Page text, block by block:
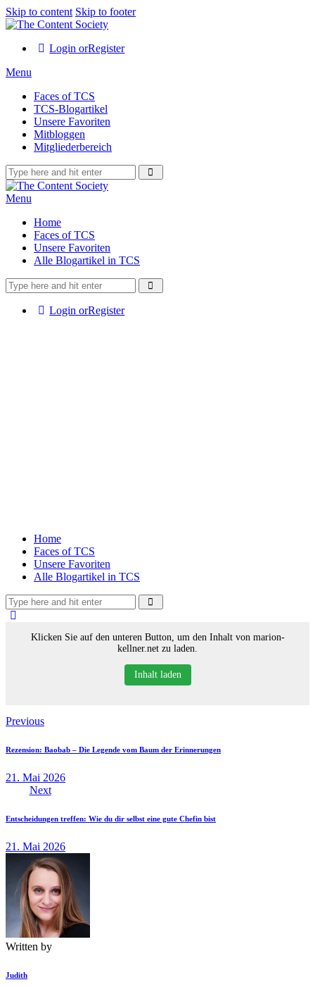
Skip to content Skip to footer
Login orRegister
Menu
Faces of TCS
TCS-Blogartikel
Unsere Favoriten
Mitbloggen
Mitgliederbereich
Menu
Home
Faces of TCS
Unsere Favoriten
Alle Blogartikel in TCS
Login orRegister
Home
Faces of TCS
Unsere Favoriten
Alle Blogartikel in TCS
Klicken Sie auf den unteren Button, um den Inhalt von marion-
kellner.net zu laden.
Inhalt laden
Beitragsnavigation
Previous
Rezension: Baobab – Die Legende vom Baum der Erinnerungen
21. Mai 2026
Next
Entscheidungen treffen: Wie du dir selbst eine gute Chefin bist
21. Mai 2026
Written by
Judith